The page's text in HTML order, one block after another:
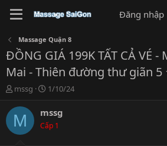
Đăng nhập
Massage Quận 8
ĐỒNG GIÁ 199K TẤT CẢ VÉ -
Mai - Thiên đường thư giãn 5
T
r
e
a
mssg
N
à
y
g
1/10/24
M mssg
Cấp 1